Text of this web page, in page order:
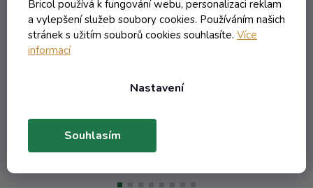
Bricol používá k fungování webu, personalizaci reklam
a vylepšení služeb soubory cookies. Používáním našich
stránek s užitím souborů cookies souhlasíte. Více
informací
Nastavení
Souhlasím
12,83 Kč včetně DPH